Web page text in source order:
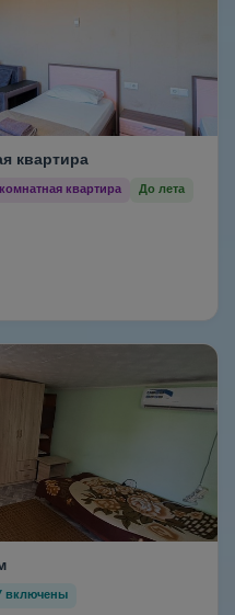
квартира
квартира До лета
включены